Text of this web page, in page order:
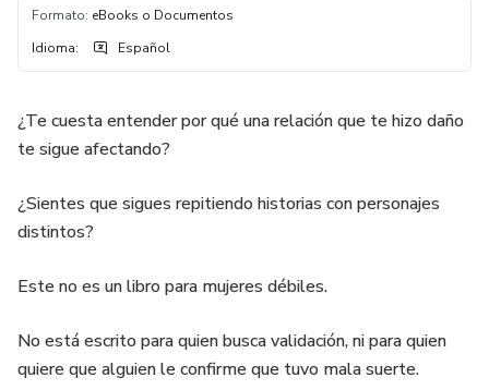
Formato: eBooks o Documentos
Idioma: Español
¿Te cuesta entender por qué una relación que te hizo daño
te sigue afectando?
¿Sientes que sigues repitiendo historias con personajes
distintos?
Este no es un libro para mujeres débiles.
No está escrito para quien busca validación, ni para quien
quiere que alguien le confirme que tuvo mala suerte.